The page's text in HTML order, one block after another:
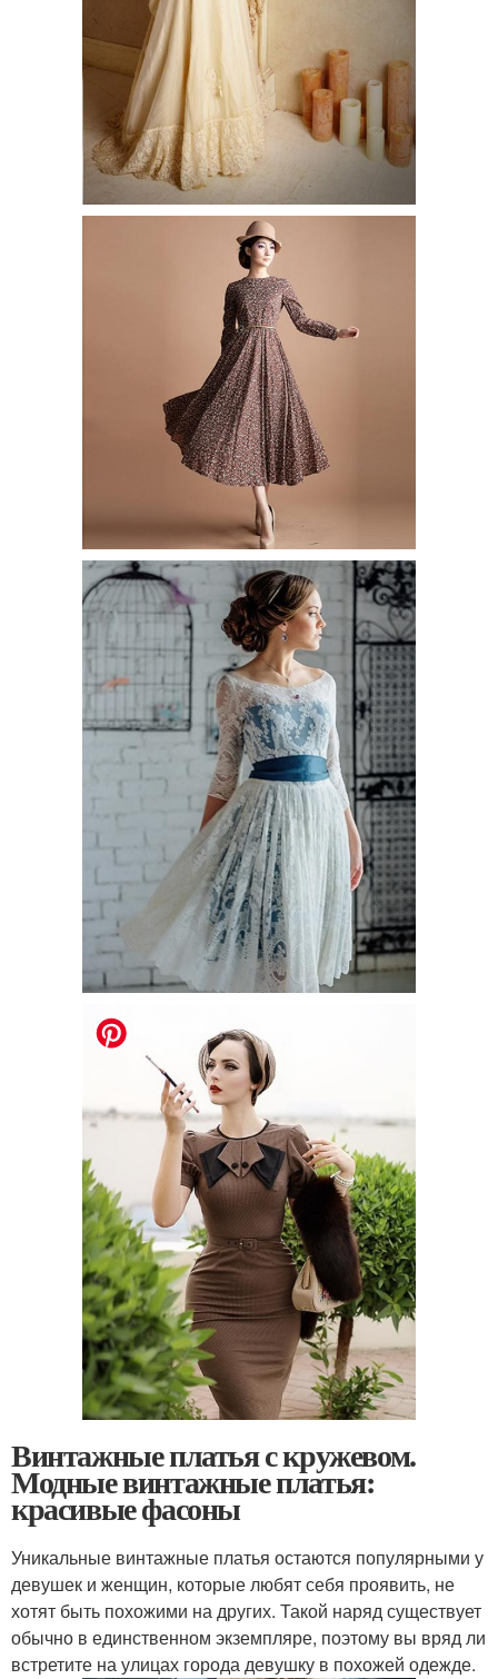
Винтажные платья с кружевом.
Модные винтажные платья:
красивые фасоны
Уникальные винтажные платья остаются популярными у
девушек и женщин, которые любят себя проявить, не
хотят быть похожими на других. Такой наряд существует
обычно в единственном экземпляре, поэтому вы вряд ли
встретите на улицах города девушку в похожей одежде.